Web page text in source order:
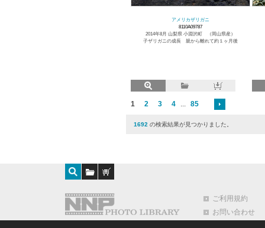
アメリカザリガニ
8110A09787
2014年8月 山梨県 小淵沢町 （岡山県産）
子ザリガニの成長 親から離れて約１ヶ月後
1 2 3 4 ... 85
1692 の検索結果が見つかりました。
ご利用規約
お問い合わせ